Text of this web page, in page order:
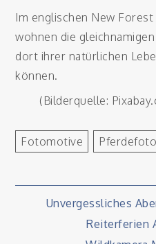
Im englischen New
wohnen die
dort ihrer natürlichen
können.
(Bilderquelle:
Fotomotive
Unvergessliches
Reiterferien